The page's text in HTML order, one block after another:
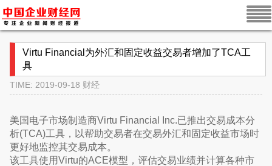
Virtu Financial为外汇和固定收益交易者增加了TCA工
具
TIME: 2019-09-18 财经
美国电子市场制造商Virtu Financial Inc.已推出交易成本分
析(TCA)工具，以帮助交易者在交易外汇和固定收益市场时
更好地监控其交易成本。
该工具使用Virtu的ACE模型，评估交易业绩并计算各种市